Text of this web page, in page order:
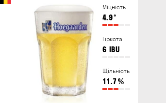
Міцність
4.9°
Гіркота
6 IBU
Щільність
11.7%